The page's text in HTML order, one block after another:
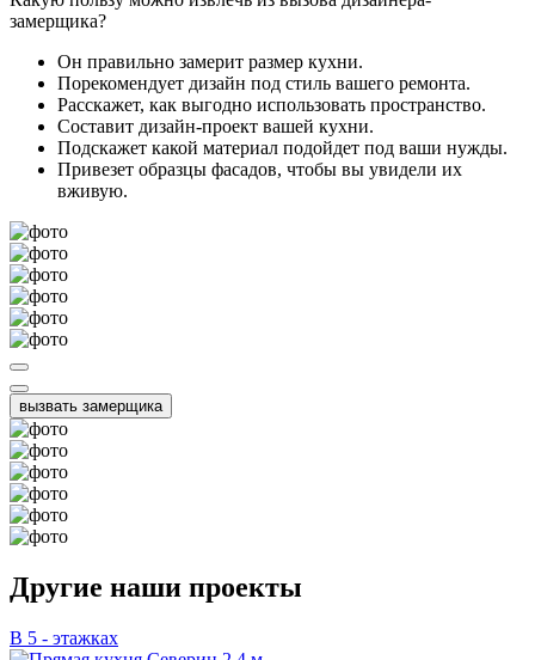
замерщика?
Он правильно замерит размер кухни.
Порекомендует дизайн под стиль вашего ремонта.
Расскажет, как выгодно использовать пространство.
Составит дизайн-проект вашей кухни.
Подскажет какой материал подойдет под ваши нужды.
Привезет образцы фасадов, чтобы вы увидели их
вживую.
вызвать замерщика
Другие наши проекты
В 5 - этажках